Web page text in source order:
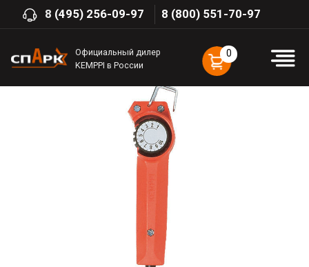
KEMPPI в России
8 (495) 256-09-97 8 (800) 551-70-97